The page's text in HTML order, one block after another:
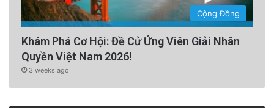
Cộng Đồng
Khám Phá Cơ Hội: Đề Cử Ứng Viên Giải Nhân
Quyền Việt Nam 2026!
3 weeks ago